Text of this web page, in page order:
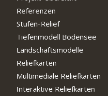
Referenzen
Stufen-Relief
Tiefenmodell Bodensee
Landschaftsmodelle
Reliefkarten
Multimediale Reliefkarten
Interaktive Reliefkarten